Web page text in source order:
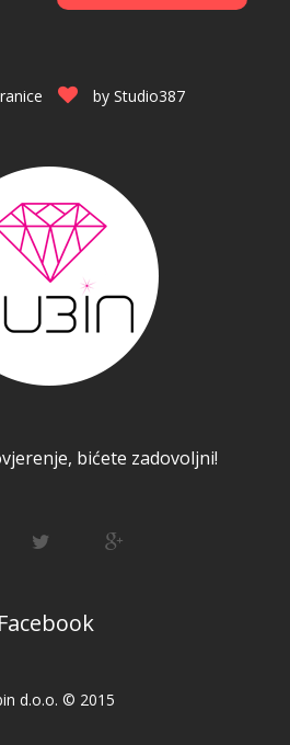
by Studio387
bićete zadovoljni!
Facebook
d.o.o. © 2015